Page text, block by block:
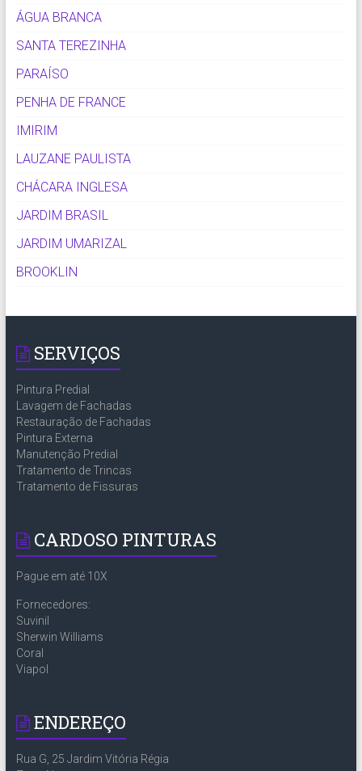
ÁGUA BRANCA
SANTA TEREZINHA
PARAÍSO
PENHA DE FRANCE
IMIRIM
LAUZANE PAULISTA
CHÁCARA INGLESA
JARDIM BRASIL
JARDIM UMARIZAL
BROOKLIN
SERVIÇOS
Pintura Predial
Lavagem de Fachadas
Restauração de Fachadas
Pintura Externa
Manutenção Predial
Tratamento de Trincas
Tratamento de Fissuras
CARDOSO PINTURAS
Pague em até 10X
Fornecedores:
Suvinil
Sherwin Williams
Coral
Viapol
ENDEREÇO
Rua G, 25 Jardim Vitória Régia